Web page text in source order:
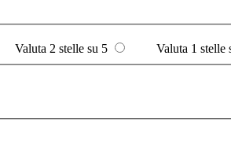
Valuta 2 stelle su 5 Valuta 1 stelle